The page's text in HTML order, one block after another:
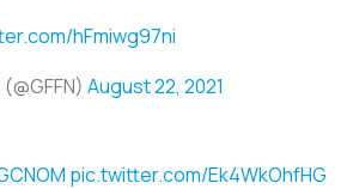
hFmiwg97ni
August 22, 2021
pic.twitter.com/Ek4WkOhfHG